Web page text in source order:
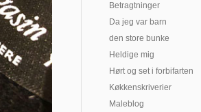
Betragtninger
Da jeg var barn
den store bunke
Heldige mig
Hørt og set i forbifarten
Køkkenskriverier
Maleblog